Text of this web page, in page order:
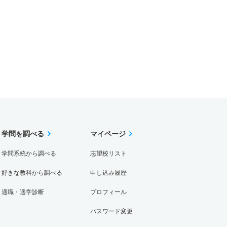
学問を調べる
学問系統から調べる
好きな教科から調べる
適職・適学診断
マイページ
志望校リスト
申し込み履歴
プロフィール
パスワード変更